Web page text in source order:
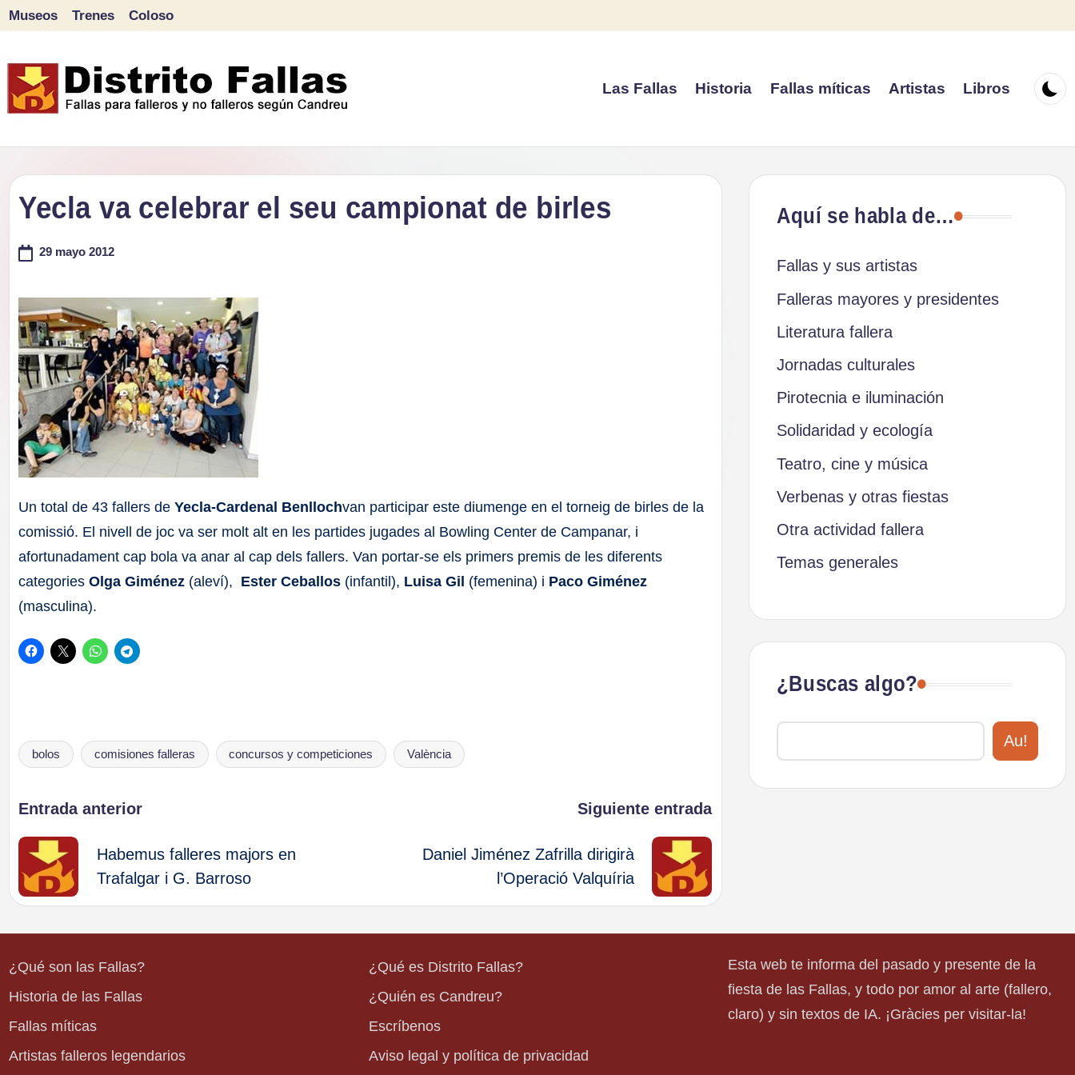
contenido
Museos Trenes Coloso
Las Fallas Historia Fallas míticas Artistas Libros
Yecla va celebrar el seu campionat de birles
29 mayo 2012
Un total de 43 fallers de Yecla-Cardenal Benllochvan participar este diumenge en el torneig de birles de la
comissió. El nivell de joc va ser molt alt en les partides jugades al Bowling Center de Campanar, i
afortunadament cap bola va anar al cap dels fallers. Van portar-se els primers premis de les diferents
categories Olga Giménez (aleví), Ester Ceballos (infantil), Luisa Gil (femenina) i Paco Giménez
(masculina).
Etiquetas:
bolos comisiones falleras concursos y competiciones València
Navegación
de
entradas
Entrada anterior
Habemus falleres majors en
Trafalgar i G. Barroso
Siguiente entrada
Daniel Jiménez Zafrilla dirigirà
l’Operació Valquíria
Aquí se habla de…
Fallas y sus artistas
Falleras mayores y presidentes
Literatura fallera
Jornadas culturales
Pirotecnia e iluminación
Solidaridad y ecología
Teatro, cine y música
Verbenas y otras fiestas
Otra actividad fallera
Temas generales
¿Buscas algo?
Au!
¿Qué son las Fallas?
Historia de las Fallas
Fallas míticas
Artistas falleros legendarios
¿Qué es Distrito Fallas?
¿Quién es Candreu?
Escríbenos
Aviso legal y política de privacidad
Esta web te informa del pasado y presente de la
fiesta de las Fallas, y todo por amor al arte (fallero,
claro) y sin textos de IA. ¡Gràcies per visitar-la!